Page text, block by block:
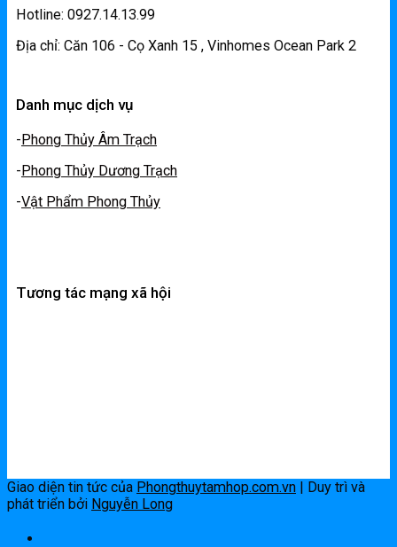
Hotline: 0927.14.13.99
Địa chỉ: Căn 106 - Cọ Xanh 15 , Vinhomes Ocean Park 2
Danh mục dịch vụ
-Phong Thủy Âm Trạch
- Phong Thủy Dương Trạch
-Vật Phẩm Phong Thủy
Tương tác mạng xã hội
Giao diện tin tức của Phongthuytamhop.com.vn | Duy trì và
phát triển bởi Nguyễn Long